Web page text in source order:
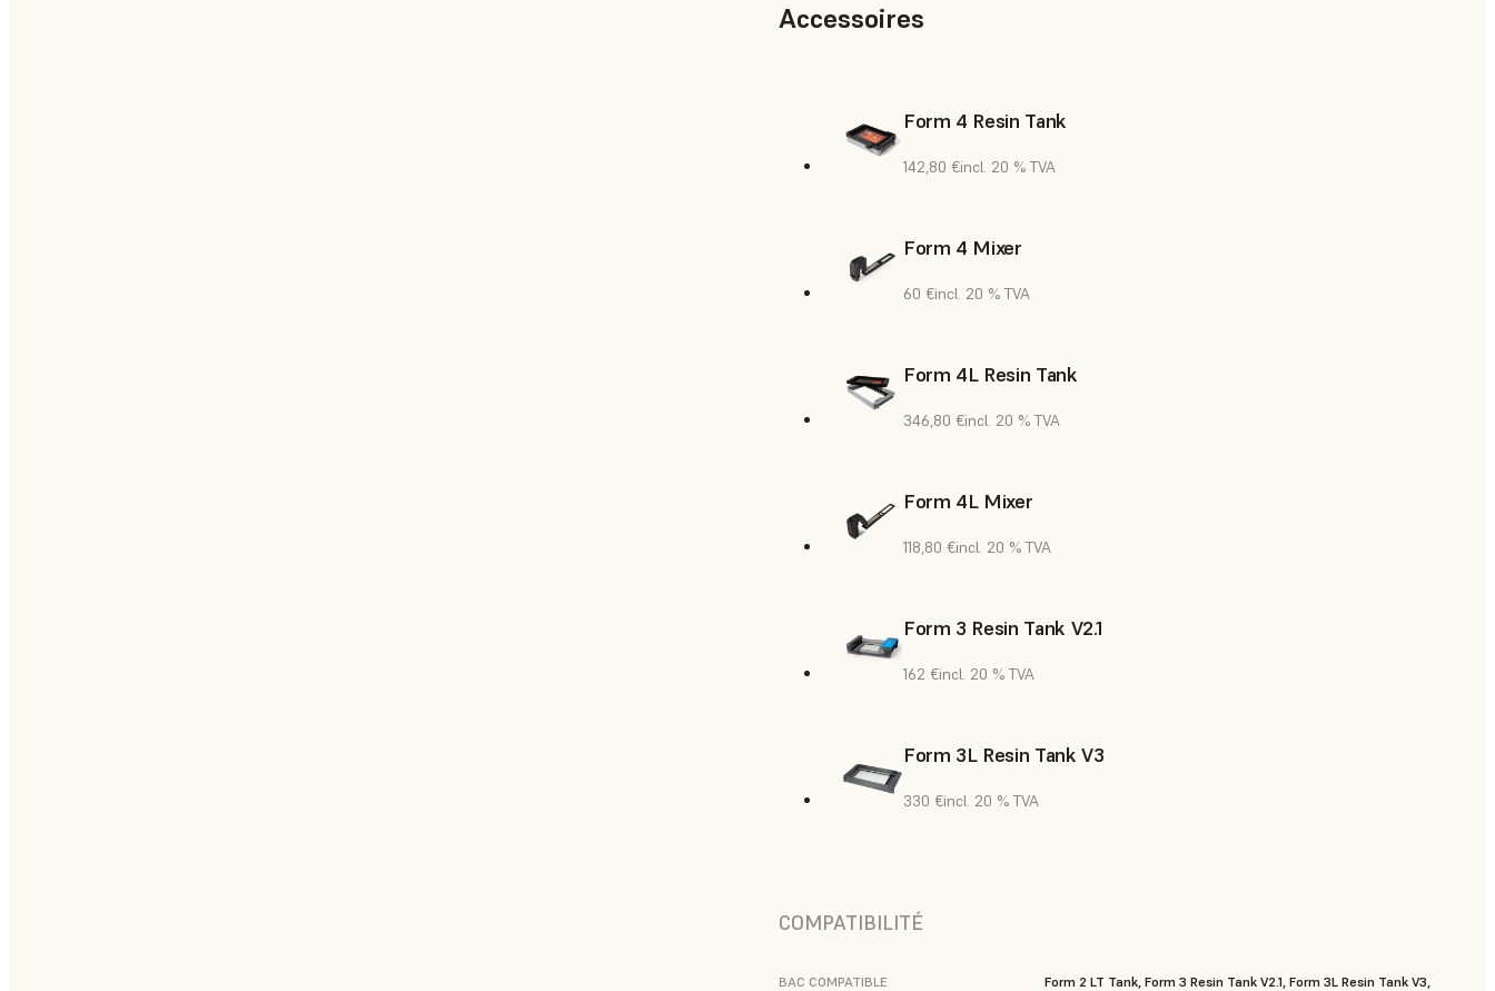
Accessoires
Form 4 Resin Tank
142,80 €incl. 20 % TVA
Form 4 Mixer
60 €incl. 20 % TVA
Form 4L Resin Tank
346,80 €incl. 20 % TVA
Form 4L Mixer
118,80 €incl. 20 % TVA
Form 3 Resin Tank V2.1
162 €incl. 20 % TVA
Form 3L Resin Tank V3
330 €incl. 20 % TVA
COMPATIBILITÉ
BAC COMPATIBLE
Form 2 LT Tank, Form 3 Resin Tank V2.1, Form 3L Resin Tank V3,